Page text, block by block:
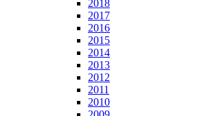
2018
2017
2016
2015
2014
2013
2012
2011
2010